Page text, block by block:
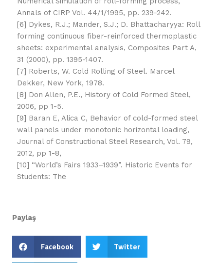
Annals of CIRP Vol. 44/1/1995, pp. 239-242.
[6] Dykes, R.J.; Mander, S.J.; D. Bhattacharyya: Roll
forming continuous fiber-reinforced thermoplastic
sheets: experimental analysis, Composites Part A,
31 (2000), pp. 1395-1407.
[7] Roberts, W. Cold Rolling of Steel. Marcel
Dekker, New York, 1978.
[8] Don Allen, P.E., History of Cold Formed Steel,
2006, pp 1-5.
[9] Baran E, Alica C, Behavior of cold-formed steel
wall panels under monotonic horizontal loading,
Journal of Constructional Steel Research, Vol. 79,
2012, pp 1-8,
[10] “World’s Fairs 1933–1939”. Historic Events for
Students: The
Paylaş
Facebook Twitter